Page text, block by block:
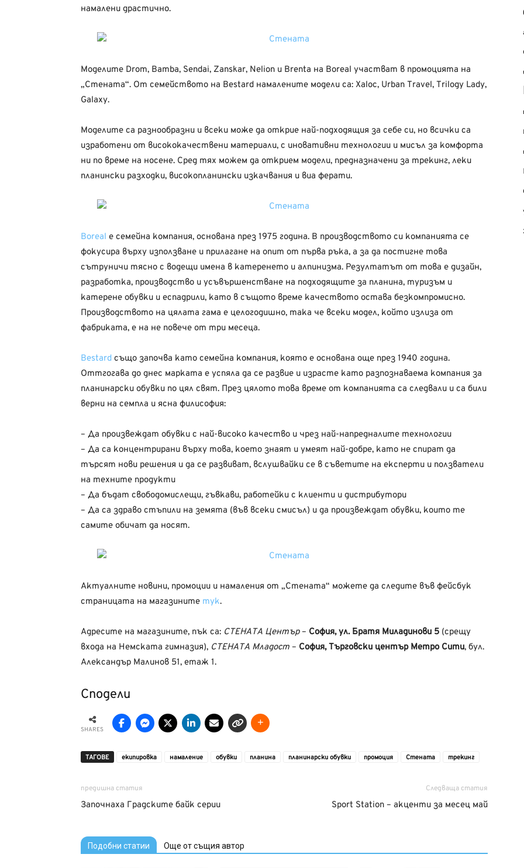
намалени драстично.
Моделите Drom, Bamba, Sendai, Zanskar, Nelion и Brenta на Boreal участват в промоцията на
„Стената“. От семейството на Bestard намалените модели са: Xaloc, Urban Travel, Trilogy Lady,
Galaxy.
Моделите са разнообразни и всеки може да открие най-подходящия за себе си, но всички са
изработени от висококачествени материали, с иновативни технологии и мисъл за комфорта
ни по време на носене. Сред тях можем да открием модели, предназначени за трекинг, леки
планински разходки, високопланински изкачвания и виа ферати.
Boreal е семейна компания, основана през 1975 година. В производството си компанията се
фокусира върху използване и прилагане на опит от първа ръка, а за да постигне това
сътруничи тясно с водещи имена в катеренето и алпинизма. Резултатът от това е дизайн,
разработка, производство и усъвършенстване на подходящите за планина, туризъм и
катерене обувки и еспадрили, като в същото време качеството остава безкомпромисно.
Производството на цялата гама е целогодишно, така че всеки модел, който излиза от
фабриката, е на не повече от три месеца.
Bestard също започва като семейна компания, която е основана още през 1940 година.
Оттгогава до днес марката е успяла да се развие и израсте като разпознаваема компания за
планинарски обувки по цял свят. През цялото това време от компанията са следвали и са били
верни на семпла и ясна филисофия:
– Да произвеждат обувки с най-високо качество и чрез най-напредналите технологии
– Да са концентрирани върху това, което знаят и умеят най-добре, като не спират да
търсят нови решения и да се развиват, вслушвайки се в съветите на експерти и ползватели
на техните продукти
– Да бъдат свободомислещи, гъвкави, работейки с клиенти и дистрибутори
– Да са здраво стъпили на земята (във всеки смисъл) и да произвеждат обувки, които те
самите обичат да носят.
Актуалните новини, промоции и намаления от „Стената“ можете да следите във фейсбук
страницата на магазините тук.
Адресите на магазините, пък са: СТЕНАТА Център– София, ул. Братя Миладинови 5 (срещу
входа на Немската гимназия), СТЕНАТА Младост – София, Търговски център Метро Сити, бул.
Александър Малинов 51, етаж 1.
Сподели
SHARES
ТАГОВЕ екипировка намаление обувки планина планинарски обувки промоция Стената трекинг
предишна статия
Започнаха Градските байк серии
Следваща статия
Sport Station – акценти за месец май
Подобни статии Още от същия автор